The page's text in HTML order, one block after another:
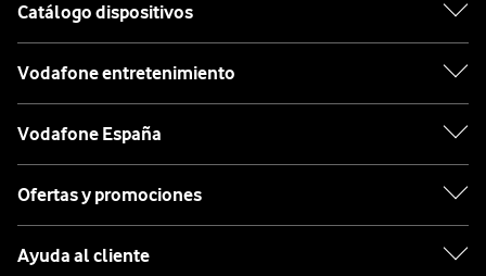
Catálogo dispositivos
Vodafone entretenimiento
Vodafone España
Ofertas y promociones
Ayuda al cliente